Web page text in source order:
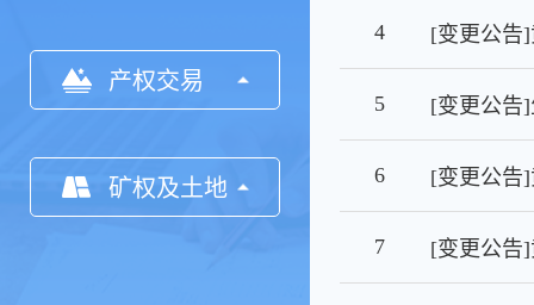
产权交易
矿权及土地
4
5
6 [变更公告
7 [变更公告